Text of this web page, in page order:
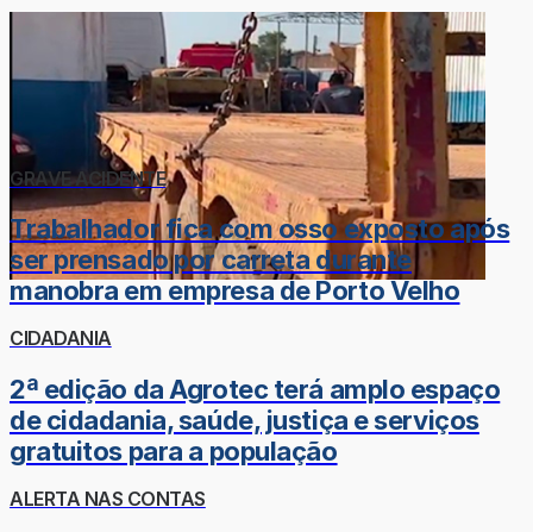
GRAVE ACIDENTE
Trabalhador fica com osso exposto após
ser prensado por carreta durante
manobra em empresa de Porto Velho
CIDADANIA
2ª edição da Agrotec terá amplo espaço
de cidadania, saúde, justiça e serviços
gratuitos para a população
ALERTA NAS CONTAS